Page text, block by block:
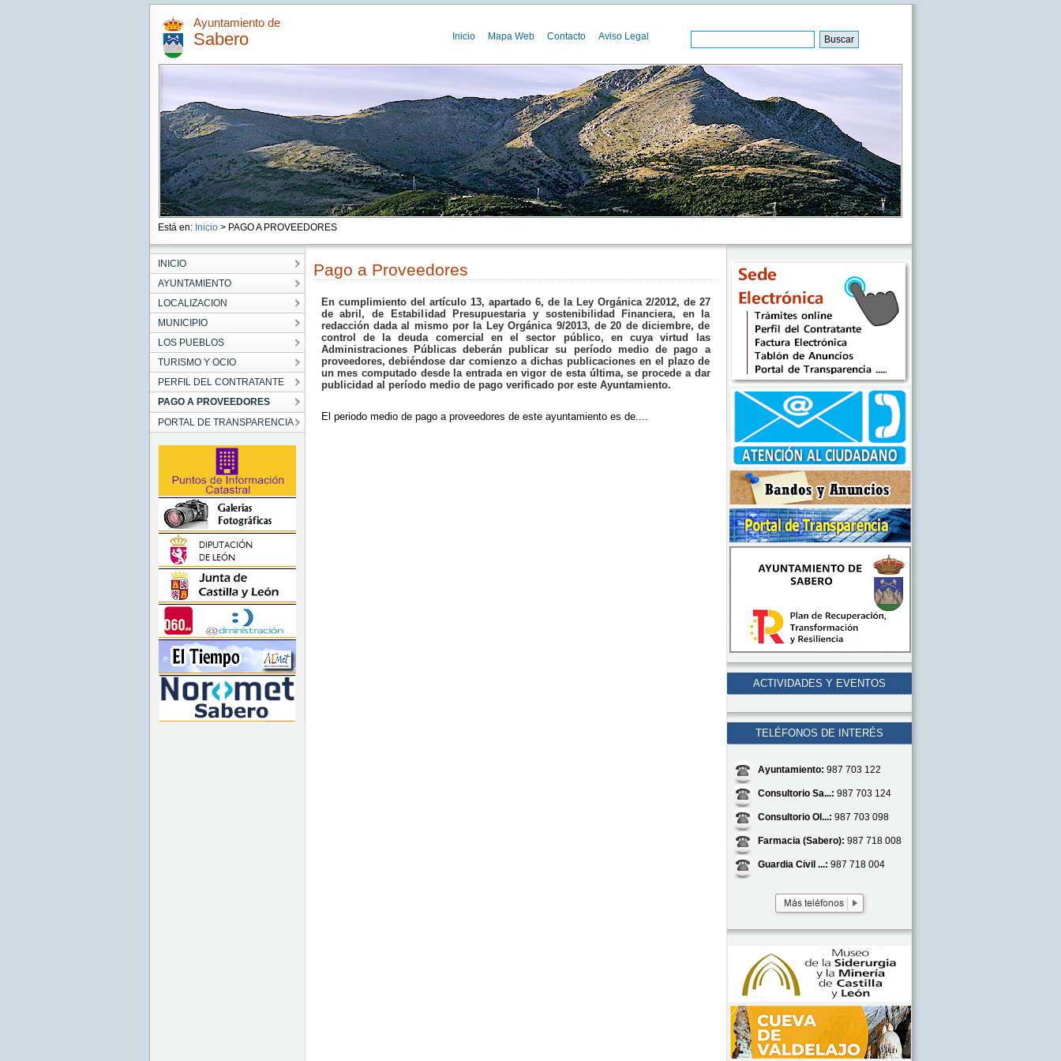
Ayuntamiento de
Sabero Inicio Mapa Web Contacto Aviso Legal
Está en: Inicio > PAGO A PROVEEDORES
INICIO
AYUNTAMIENTO
LOCALIZACION
MUNICIPIO
LOS PUEBLOS
TURISMO Y OCIO
PERFIL DEL CONTRATANTE
PAGO A PROVEEDORES
PORTAL DE TRANSPARENCIA
Pago a Proveedores
En cumplimiento del artículo 13, apartado 6, de la Ley Orgánica 2/2012, de 27
de abril, de Estabilidad Presupuestaria y sostenibilidad Financiera, en la
redacción dada al mismo por la Ley Orgánica 9/2013, de 20 de diciembre, de
control de la deuda comercial en el sector público, en cuya virtud las
Administraciones Públicas deberán publicar su período medio de pago a
proveedores, debiéndose dar comienzo a dichas publicaciones en el plazo de
un mes computado desde la entrada en vigor de esta última, se procede a dar
publicidad al período medio de pago verificado por este Ayuntamiento.
El periodo medio de pago a proveedores de este ayuntamiento es de....
ACTIVIDADES Y EVENTOS
TELÉFONOS DE INTERÉS
Ayuntamiento: 987 703 122
Consultorio Sa...: 987 703 124
Consultorio Ol...: 987 703 098
Farmacia (Sabero): 987 718 008
Guardia Civil ...: 987 718 004